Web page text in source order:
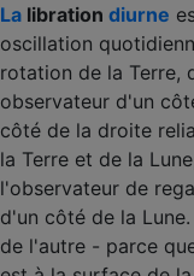
La libration diurne
oscillation
rotation de la Terre,
observateur d'un
côté de la droite
la Terre et de la
l'observateur de
d'un côté de la
de l'autre - parce